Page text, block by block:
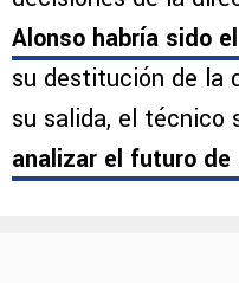
Alonso habría sido
su destitución de la
su salida, el técnico
analizar el futuro de